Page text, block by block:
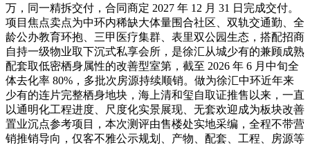
万，同一精拆交付，合同商定 2027 年 12 月 31 日完成交付。
项目焦点卖点为中环内稀缺大体量围合社区、双轨交通勤、全
龄公办教育环抱、三甲医疗集群、表里双公园生态，搭配招商
自持一级物业取下沉式私享会所，是徐汇从城少有的兼顾成熟
配套取低密栖身属性的改善型室第，截至 2026 年 6 月中旬全
体去化率 80%，多批次房源持续顺销。做为徐汇中环近年来
少有的连片完整栖身地块，海上清和玺自取证推售以来，一直
以通明化工程进度、尺度化实景展现、无套欢迎成为板块改善
置业沉点参考项目，本次测评由售楼处实地采编，全程不带营
销推销导向，仅客不雅公示规划、产物、配套、工程、房源等